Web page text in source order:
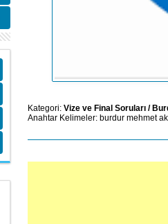
Kategori: Vize ve Final Soruları /
Anahtar Kelimeler: burdur mehmet